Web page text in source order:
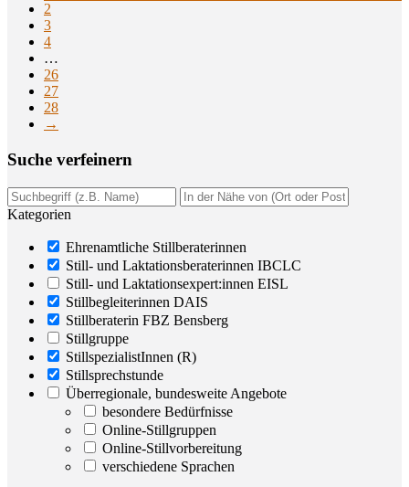
2
3
4
…
26
27
28
→
Suche ver­fei­nern
Kategorien
Ehrenamtliche Stillberaterinnen
Still- und Laktationsberaterinnen IBCLC
Still- und Laktationsexpert:innen EISL
Stillbegleiterinnen DAIS
Stillberaterin FBZ Bensberg
Stillgruppe
StillspezialistInnen (R)
Stillsprechstunde
Überregionale, bundesweite Angebote
besondere Bedürfnisse
Online-Stillgruppen
Online-Stillvorbereitung
verschiedene Sprachen